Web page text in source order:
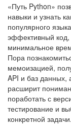
«Путь Python»
навыки и узнать
популярного
эффективный код,
минимальное
Пора
мемоизацией,
API и баз данных,
расширит
поработать с
тестирование и
конкретной